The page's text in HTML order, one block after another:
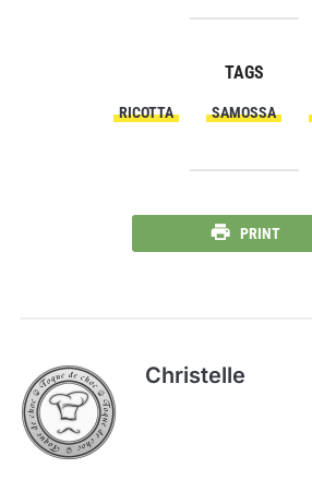
TAGS
RICOTTA SAMOSSA
PRINT
Christelle